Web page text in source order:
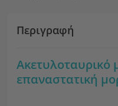
Περιγραφή
Aκετυλοταυρικό
επαναστατική